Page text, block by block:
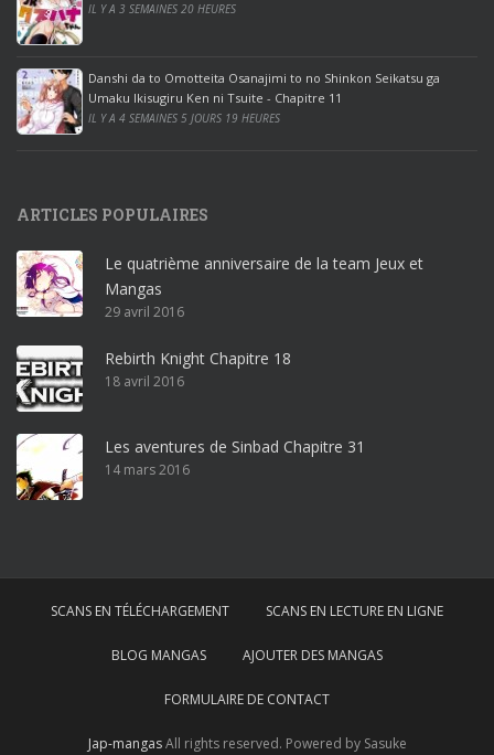
i
c
e
2
0
1
r
o
ff
i
c
e
3
r
d
IL Y A 3 SEMAINES 20 HEURES
Danshi da to Omotteita Osanajimi to no Shinkon Seikatsu ga
Umaku Ikisugiru Ken ni Tsuite - Chapitre 11
IL Y A 4 SEMAINES 5 JOURS 19 HEURES
ARTICLES POPULAIRES
Le quatrième anniversaire de la team Jeux et
Mangas
29 avril 2016
Rebirth Knight Chapitre 18
18 avril 2016
Les aventures de Sinbad Chapitre 31
14 mars 2016
SCANS EN TÉLÉCHARGEMENT SCANS EN LECTURE EN LIGNE
BLOG MANGAS AJOUTER DES MANGAS
FORMULAIRE DE CONTACT
Jap-mangasAll rights reserved. Powered by Sasuke